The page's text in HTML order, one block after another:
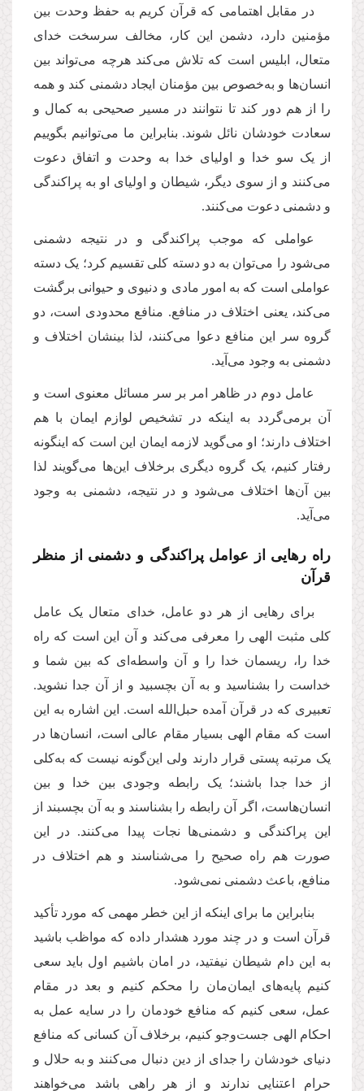
در مقابل اهتمامی که قرآن کریم به حفظ وحدت بین
مؤمنین دارد، دشمن این کار، مخالف سرسخت خدای
متعال، ابلیس است که تلاش می‌کند هرچه می‌تواند بین
انسان‌ها و به‌خصوص بین مؤمنان ایجاد دشمنی کند و همه
را از هم دور کند تا نتوانند در مسیر صحیحی به کمال و
سعادت خودشان نائل شوند. بنابراین ما می‌توانیم بگوییم
از یک سو خدا و اولیای خدا به وحدت و اتفاق دعوت
می‌کنند و از سوی دیگر، شیطان و اولیای او به پراکندگی
و دشمنی دعوت می‌کنند.
عواملی که موجب پراکندگی و در نتیجه دشمنی
می‌شود را می‌توان به دو دسته کلی تقسیم کرد؛ یک دسته
عواملی است که به امور مادی و دنیوی و حیوانی برگشت
می‌کند، یعنی اختلاف در منافع. منافع محدودی است، دو
گروه سر این منافع دعوا می‌کنند، لذا بینشان اختلاف و
دشمنی به وجود می‌آید.
عامل دوم در ظاهر امر بر سر مسائل معنوی است و
آن برمی‌گردد به اینکه در تشخیص لوازم ایمان با هم
اختلاف دارند؛ او می‌گوید لازمه ایمان این است که اینگونه
رفتار کنیم، یک گروه دیگری برخلاف این‌ها می‌گویند لذا
بین آن‌ها اختلاف می‌شود و در نتیجه، دشمنی به وجود
می‌آید.
راه رهایی از عوامل پراکندگی و دشمنی از منظر
قرآن
برای رهایی از هر دو عامل، خدای متعال یک عامل
کلی مثبت الهی را معرفی می‌کند و آن این است که راه
خدا را، ریسمان خدا را و آن واسطه‌ای که بین شما و
خداست را بشناسید و به آن بچسبید و از آن جدا نشوید.
تعبیری که در قرآن آمده حبل‌الله است. این اشاره به این
است که مقام الهی بسیار مقام عالی است، انسان‌ها در
یک مرتبه پستی قرار دارند ولی این‌گونه نیست که به‌کلی
از خدا جدا باشند؛ یک رابطه وجودی بین خدا و بین
انسان‌هاست، اگر آن رابطه را بشناسند و به آن بچسبند از
این پراکندگی و دشمنی‌ها نجات پیدا می‌کنند. در این
صورت هم راه صحیح را می‌شناسند و هم اختلاف در
منافع، باعث دشمنی نمی‌شود.
بنابراین ما برای اینکه از این خطر مهمی که مورد تأکید
قرآن است و در چند مورد هشدار داده که مواظب باشید
به این دام شیطان نیفتید، در امان باشیم اول باید سعی
کنیم پایه‌های ایمان‌مان را محکم کنیم و بعد در مقام
عمل، سعی کنیم که منافع خودمان را در سایه عمل به
احکام الهی جست‌وجو کنیم، برخلاف آن کسانی که منافع
دنیای خودشان را جدای از دین دنبال می‌کنند و به حلال و
حرام اعتنایی ندارند و از هر راهی باشد می‌خواهند